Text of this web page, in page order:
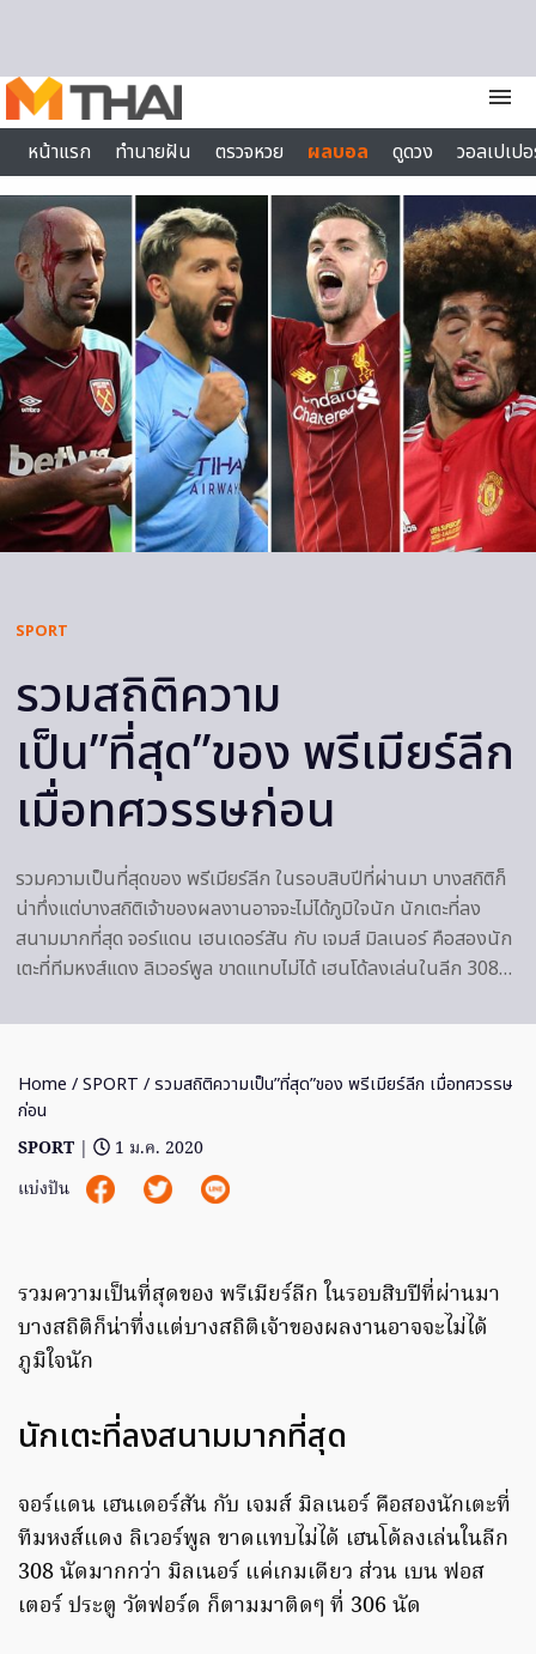
menu
หน้าแรก
ทำนายฝัน ตรวจหวย ผลบอล ดูดวง
วอลเปเป
ไลฟ์สไตล์
SPORT
รวมสถิติความ
เป็น”ที่สุด”ของ พรีเมียร์ลีก
เมื่อทศวรรษก่อน
รวมความเป็นที่สุดของ พรีเมียร์ลีก ในรอบสิบปีที่ผ่านมา บางสถิติก็
น่าทึ่งแต่บางสถิติเจ้าของผลงานอาจจะไม่ได้ภูมิใจนัก นักเตะที่ลง
สนามมากที่สุด จอร์แดน เฮนเดอร์สัน กับ เจมส์ มิลเนอร์ คือสองนัก
เตะที่ทีมหงส์แดง ลิเวอร์พูล ขาดแทบไม่ได้ เฮนโด้ลงเล่นในลีก 308…
Home /SPORT / รวมสถิติความเป็น”ที่สุด”ของ พรีเมียร์ลีก เมื่อทศวรรษ
ก่อน
SPORT |
1 ม.ค. 2020
แบ่งปัน
รวมความเป็นที่สุดของ พรีเมียร์ลีก ในรอบสิบปีที่ผ่านมา
บางสถิติก็น่าทึ่งแต่บางสถิติเจ้าของผลงานอาจจะไม่ได้
ภูมิใจนัก
นักเตะที่ลงสนามมากที่สุด
จอร์แดน เฮนเดอร์สัน กับ เจมส์ มิลเนอร์ คือสองนักเตะที่
ทีมหงส์แดง ลิเวอร์พูล ขาดแทบไม่ได้ เฮนโด้ลงเล่นในลีก
308 นัดมากกว่า มิลเนอร์ แค่เกมเดียว ส่วน เบน ฟอส
เตอร์ ประตู วัตฟอร์ด ก็ตามมาติดๆ ที่ 306 นัด